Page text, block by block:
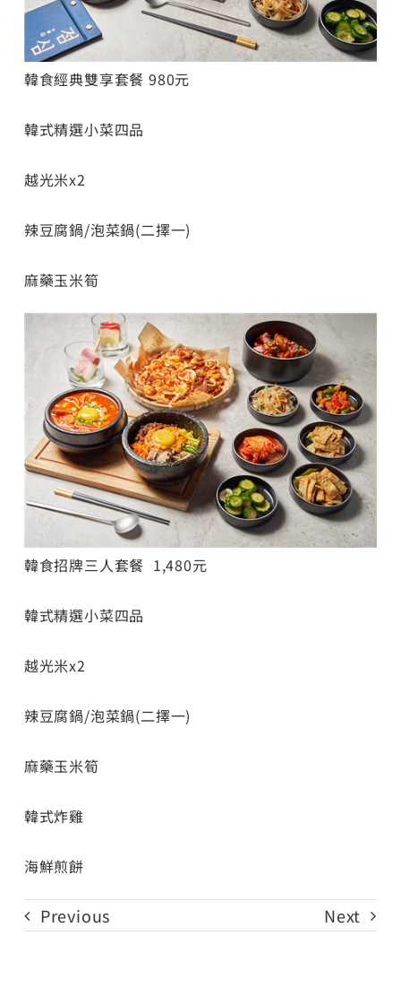
韓食經典雙享套餐980元
韓式精選小菜四品
越光米x2
辣豆腐鍋/泡菜鍋(二擇一)
麻藥玉米筍
韓食招牌三人套餐 1,480元
韓式精選小菜四品
越光米x2
辣豆腐鍋/泡菜鍋(二擇一)
麻藥玉米筍
韓式炸雞
海鮮煎餅
Previous Next